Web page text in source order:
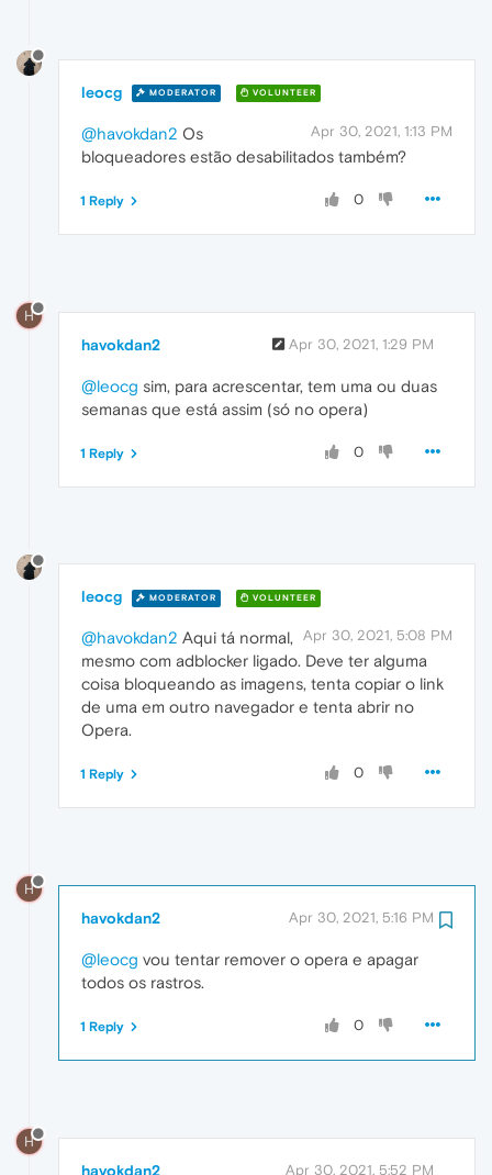
leocg MODERATOR VOLUNTEER
Apr 30, 2021, 1:13 PM
@havokdan2 Os
bloqueadores estão desabilitados também?
0
1 Reply
H
havokdan2 Apr 30, 2021, 1:29 PM
@leocg sim, para acrescentar, tem uma ou duas
semanas que está assim (só no opera)
0
1 Reply
leocg MODERATOR VOLUNTEER
Apr 30, 2021, 5:08 PM
@havokdan2 Aqui tá normal,
mesmo com adblocker ligado. Deve ter alguma
coisa bloqueando as imagens, tenta copiar o link
de uma em outro navegador e tenta abrir no
Opera.
0
1 Reply
H
havokdan2 Apr 30, 2021, 5:16 PM
@leocg vou tentar remover o opera e apagar
todos os rastros.
0
1 Reply
H
havokdan2 Apr 30, 2021, 5:52 PM